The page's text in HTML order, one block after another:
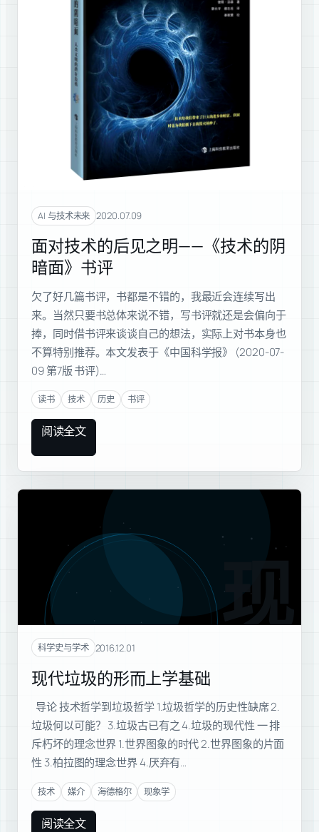
AI 与技术未来 2020.07.09
面对技术的后见之明——《技术的阴
暗面》书评
欠了好几篇书评，书都是不错的，我最近会连续写出
来。当然只要书总体来说不错，写书评就还是会偏向于
捧，同时借书评来谈谈自己的想法，实际上对书本身也
不算特别推荐。本文发表于《中国科学报》 (2020-07-
09 第7版 书评)…
读书 技术 历史 书评
阅读全文
现代
科学史与学术 2016.12.01
现代垃圾的形而上学基础
导论 技术哲学到垃圾哲学 1.垃圾哲学的历史性缺席 2.
垃圾何以可能？ 3.垃圾古已有之 4.垃圾的现代性 一 排
斥朽坏的理念世界 1.世界图象的时代 2.世界图象的片面
性 3.柏拉图的理念世界 4.厌弃有…
技术 媒介 海德格尔 现象学
阅读全文